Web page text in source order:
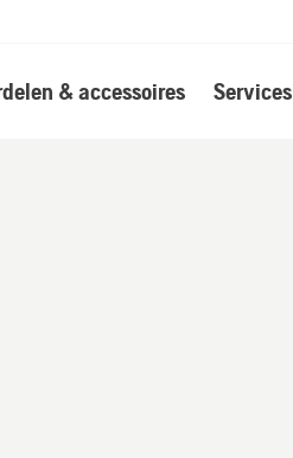
& accessoires Services